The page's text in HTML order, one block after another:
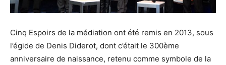
Cinq Espoirs de la médiation ont été remis en 2013, sous
l’égide de Denis Diderot, dont c’était le 300ème
anniversaire de naissance, retenu comme symbole de la